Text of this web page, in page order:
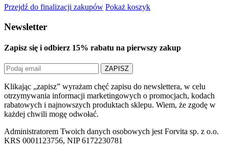
Przejdź do finalizacji zakupów Pokaż koszyk
Newsletter
Zapisz się i odbierz 15% rabatu na pierwszy zakup
ZAPISZ
Klikając „zapisz” wyrażam chęć zapisu do newslettera, w celu
otrzymywania informacji marketingowych o promocjach, kodach
rabatowych i najnowszych produktach sklepu. Wiem, że zgodę w
każdej chwili mogę odwołać.
Administratorem Twoich danych osobowych jest Forvita sp. z o.o.
KRS 0001123756, NIP 6172230781